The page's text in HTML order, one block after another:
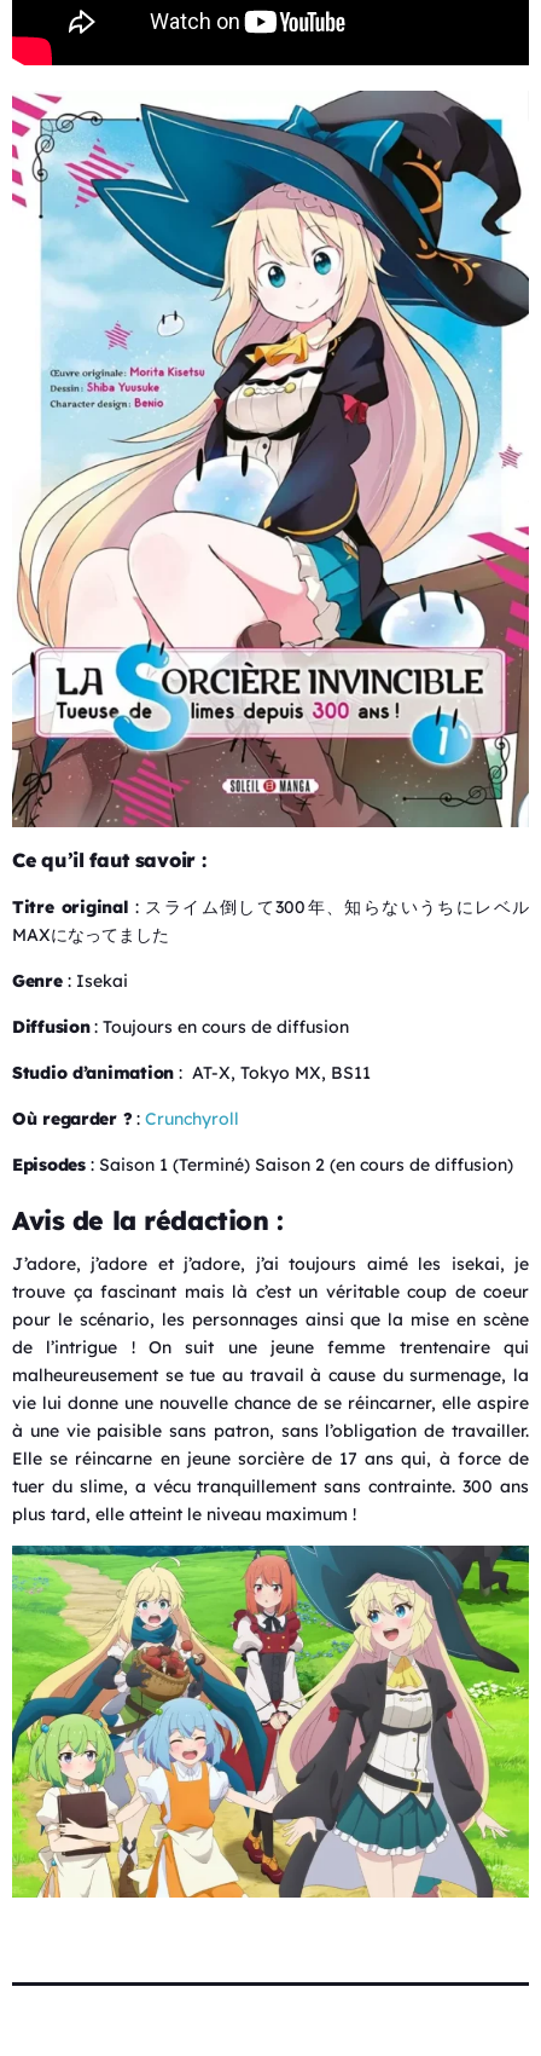
Ce qu’il faut savoir :
Titre original : スライム倒して300年、知らないうちにレベル
MAXになってました
Genre: Isekai
Diffusion: Toujours en cours de diffusion
Studio d’animation: AT-X, Tokyo MX, BS11
Où regarder ? :Crunchyroll
Episodes: Saison 1 (Terminé) Saison 2 (en cours de diffusion)
Avis de la rédaction :
J’adore, j’adore et j’adore, j’ai toujours aimé les isekai, je
trouve ça fascinant mais là c’est un véritable coup de coeur
pour le scénario, les personnages ainsi que la mise en scène
de l’intrigue ! On suit une jeune femme trentenaire qui
malheureusement se tue au travail à cause du surmenage, la
vie lui donne une nouvelle chance de se réincarner, elle aspire
à une vie paisible sans patron, sans l’obligation de travailler.
Elle se réincarne en jeune sorcière de 17 ans qui, à force de
tuer du slime, a vécu tranquillement sans contrainte. 300 ans
plus tard, elle atteint le niveau maximum !